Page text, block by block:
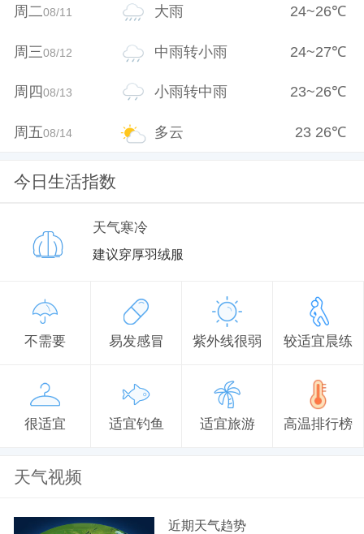
周二08/11 大雨 24~26℃
周三08/12 中雨转小雨 24~27℃
周四08/13 小雨转中雨 23~26℃
周五08/14 多云 23 26℃
今日生活指数
天气寒冷
建议穿厚羽绒服
不需要 易发感冒 紫外线很弱 较适宜晨练
很适宜 适宜钓鱼 适宜旅游 高温排行榜
天气视频
近期天气趋势